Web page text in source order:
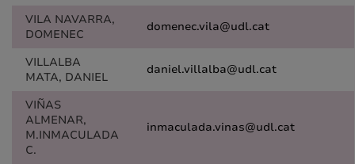
VILA NAVARRA,
DOMENEC
domenec.vila@udl.cat
VILLALBA
MATA, DANIEL
daniel.villalba@udl.cat
VIÑAS
ALMENAR,
M.INMACULADA
C.
inmaculada.vinas@udl.cat